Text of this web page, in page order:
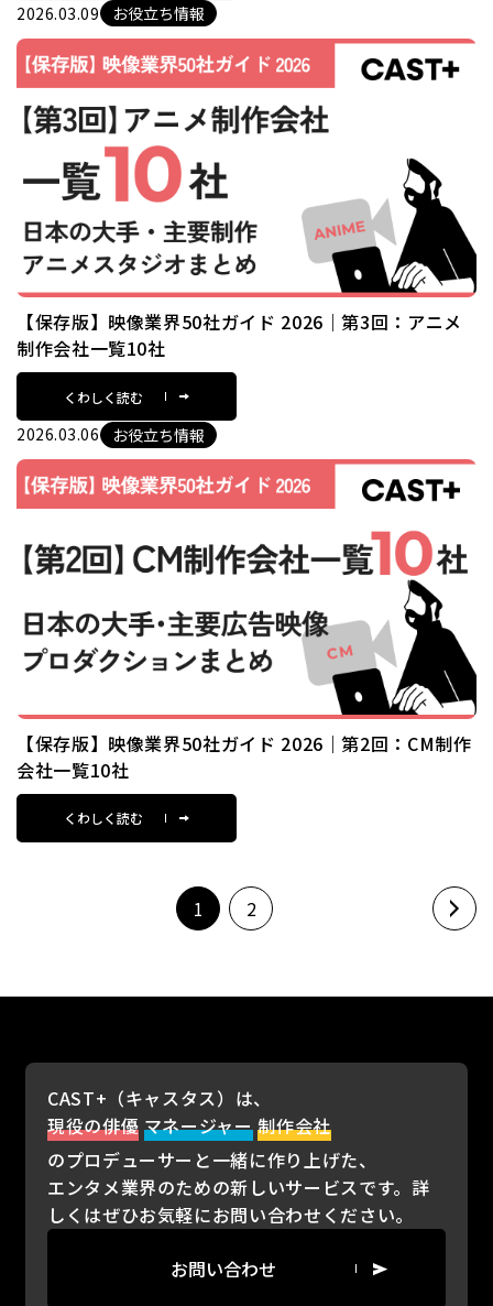
2026.03.09 お役立ち情報
【保存版】映像業界50社ガイド 2026｜第3回：アニメ
制作会社一覧10社
くわしく読む
2026.03.06 お役立ち情報
【保存版】映像業界50社ガイド 2026｜第2回：CM制作
会社一覧10社
くわしく読む
1 2
CAST+（キャスタス）は、
現役の俳優 マネージャー制作会社
のプロデューサーと一緒に作り上げた、
エンタメ業界のための新しいサービスです。詳
しくはぜひお気軽にお問い合わせください。
お問い合わせ